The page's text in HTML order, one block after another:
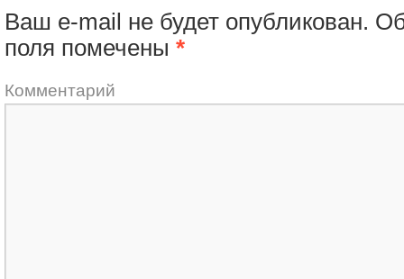
Ваш e-mail не будет опубликован.
поля помечены *
Комментарий